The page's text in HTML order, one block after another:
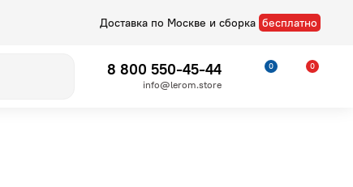
Доставка по Москве и сборка бесплатно
8 800 550-45-44
info@lerom.store
0 0